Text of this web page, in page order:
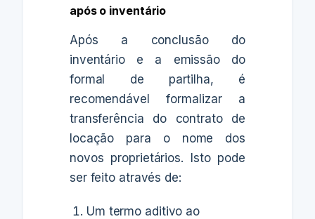
após o inventário
Após a conclusão do
inventário e a emissão do
formal de partilha, é
recomendável formalizar a
transferência do contrato de
locação para o nome dos
novos proprietários. Isto pode
ser feito através de:
Um termo aditivo ao